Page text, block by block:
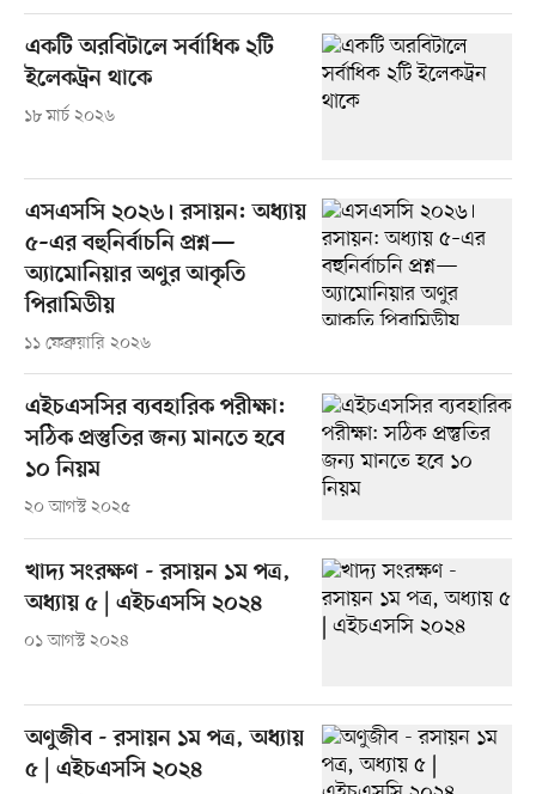
একটি অরবিটালে সর্বাধিক ২টি
ইলেকট্রন থাকে
১৮ মার্চ ২০২৬
এসএসসি ২০২৬। রসায়ন: অধ্যায়
৫–এর বহুনির্বাচনি প্রশ্ন—
অ্যামোনিয়ার অণুর আকৃতি
পিরামিডীয়
১১ ফেব্রুয়ারি ২০২৬
এইচএসসির ব্যবহারিক পরীক্ষা:
সঠিক প্রস্তুতির জন্য মানতে হবে
১০ নিয়ম
২০ আগস্ট ২০২৫
খাদ্য সংরক্ষণ - রসায়ন ১ম পত্র,
অধ্যায় ৫ | এইচএসসি ২০২৪
০১ আগস্ট ২০২৪
অণুজীব - রসায়ন ১ম পত্র, অধ্যায়
৫ | এইচএসসি ২০২৪